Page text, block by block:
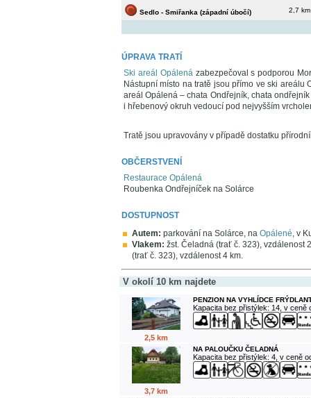
Sedlo - Smiřanka (západní úbočí) 2,7 km
ÚPRAVA TRATÍ
Ski areál Opálená zabezpečoval s podporou
Nástupní místo na tratě jsou přímo ve ski areálu
areál Opálená – chata Ondřejník, chata
i hřebenový okruh vedoucí pod nejvyšším
Tratě jsou upravovány v případě dostatku
OBČERSTVENÍ
Restaurace Opálená
Roubenka Ondřejníček na Solárce
DOSTUPNOST
Autem: parkování na Solárce, na Opálené , v
Vlakem: žst. Čeladná (trať č. 323), vzdálenost
(trať č. 323), vzdálenost 4 km.
V okolí 10 km najdete
2,5 km
PENZION NA VYHLÍDCE
Kapacita bez přistýlek: 14, v ceně
3,7 km
NA PALOUČKU ČELADNÁ
Kapacita bez přistýlek: 4, v ceně